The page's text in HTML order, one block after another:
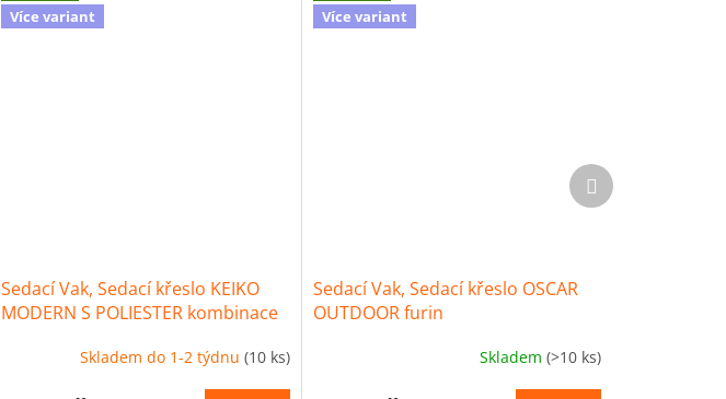
Více variant
Sedací Vak, Sedací křeslo KEIKO
MODERN S POLIESTER kombinace
Skladem do 1-2 týdnu (10 ks)
Více variant
Sedací Vak, Sedací křeslo OSCAR
OUTDOOR furin
Skladem (>10 ks)
Další
produkt